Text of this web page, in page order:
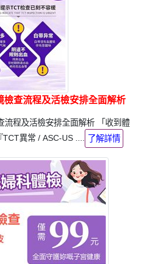
檢查流程及活檢安排全面解析
流程及活檢安排全面解析 「收到體
異常 / ASC-US .... 了解詳情